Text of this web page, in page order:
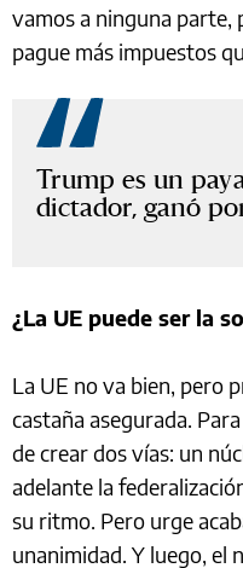
vamos a ninguna parte,
pague más impuestos
Trump es un
dictador, ganó
¿La UE puede ser la
La UE no va bien, pero
castaña asegurada.
de crear dos vías: un
adelante la
su ritmo. Pero urge
unanimidad. Y luego, el